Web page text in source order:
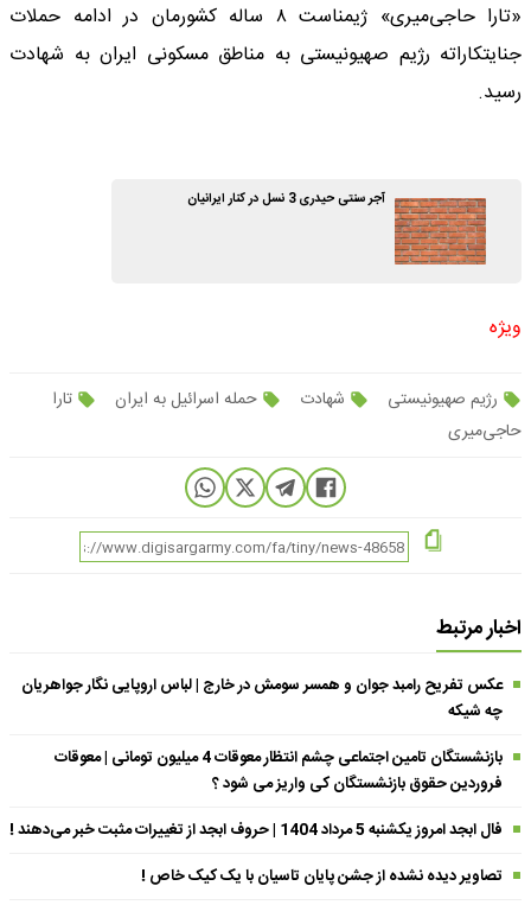
«تارا حاجی‌میری» ژیمناست ۸ ساله کشورمان در ادامه حملات
جنایتکاراته رژیم صهیونیستی به مناطق مسکونی ایران به شهادت
رسید.
آجر سنتی حیدری 3 نسل در کنار ایرانیان
ویژه
رژیم صهیونیستی شهادت حمله اسرائیل به ایران
تارا
حاجی‌میری
اخبار مرتبط
عکس تفریح رامبد جوان و همسر سومش در خارج | لباس اروپایی نگار جواهریان
چه شیکه
بازنشستگان تامین اجتماعی چشم انتظار معوقات 4 میلیون تومانی | معوقات
فروردین حقوق بازنشستگان کی واریز می شود ؟
فال ابجد امروز یکشنبه 5 مرداد 1404 | حروف ابجد از تغییرات مثبت خبر می‌دهند !
تصاویر دیده نشده از جشن پایان تاسیان با یک کیک خاص !